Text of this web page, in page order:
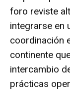
foro reviste
integrarse en
coordinación
continente
intercambio
prácticas